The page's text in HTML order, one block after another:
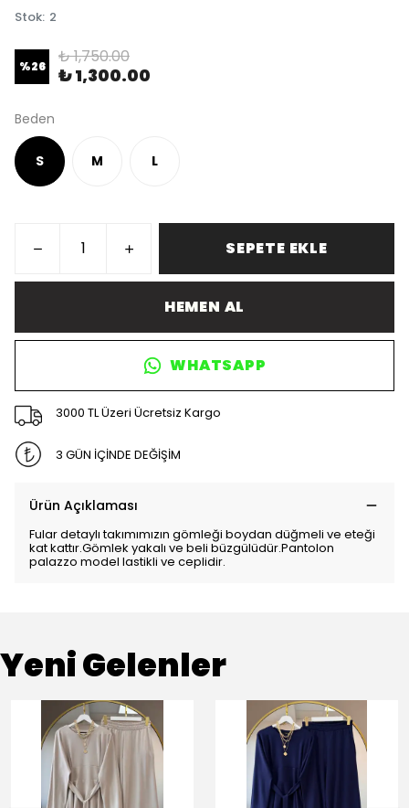
Stok: 2
%26 ₺ 1,750.00
₺ 1,300.00
Beden
S M L
SEPETE EKLE
HEMEN AL
WHATSAPP
3000 TL Üzeri Ücretsiz Kargo
3 GÜN İÇİNDE DEĞİŞİM
Ürün Açıklaması
Fular detaylı takımımızın gömleği boydan düğmeli ve eteği
kat kattır.Gömlek yakalı ve beli büzgülüdür.Pantolon
palazzo model lastikli ve ceplidir.
Yeni Gelenler